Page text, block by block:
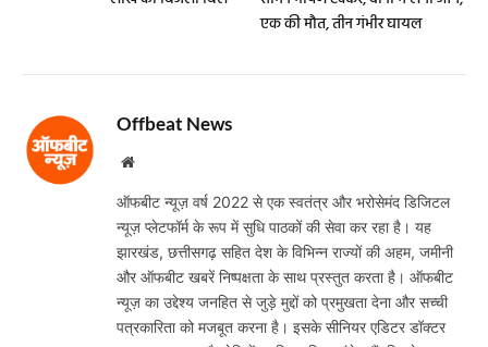
एक की मौत, तीन गंभीर घायल
Offbeat News
Website
ऑफबीट न्यूज़ वर्ष 2022 से एक स्वतंत्र और भरोसेमंद डिजिटल
न्यूज़ प्लेटफॉर्म के रूप में सुधि पाठकों की सेवा कर रहा है। यह
झारखंड, छत्तीसगढ़ सहित देश के विभिन्न राज्यों की अहम, जमीनी
और ऑफबीट खबरें निष्पक्षता के साथ प्रस्तुत करता है। ऑफबीट
न्यूज़ का उद्देश्य जनहित से जुड़े मुद्दों को प्रमुखता देना और सच्ची
पत्रकारिता को मजबूत करना है। इसके सीनियर एडिटर डॉक्टर